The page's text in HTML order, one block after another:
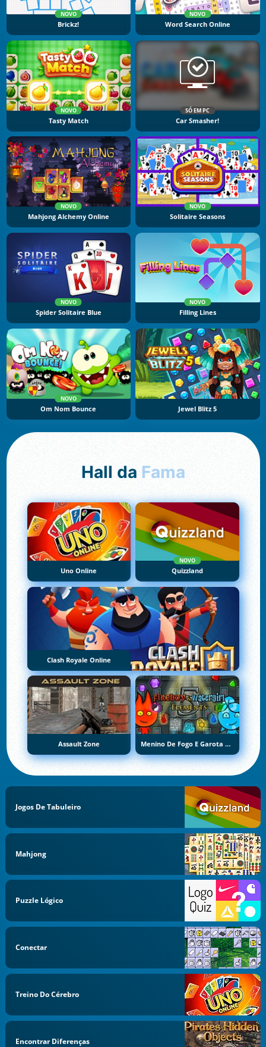
NOVO
Brickz!
NOVO
Word Search Online
NOVO
Tasty Match
SÓ EM PC
Car Smasher!
NOVO
Mahjong Alchemy Online
NOVO
Solitaire Seasons
NOVO
Spider Solitaire Blue
NOVO
Filling Lines
NOVO
Om Nom Bounce Jewel Blitz 5
Hall da Fama
Uno Online
NOVO
Quizzland
Clash Royale Online
Assault Zone Menino De Fogo E Garota De Água 5: Elementos
Jogos De Tabuleiro
Mahjong
Puzzle Lógico
Conectar
Treino Do Cérebro
Encontrar Diferenças